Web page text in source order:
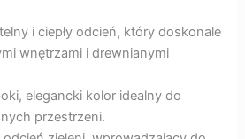
i ciepły odcień, który doskonale
wnętrzami i drewnianymi
elegancki kolor idealny do
przestrzeni.